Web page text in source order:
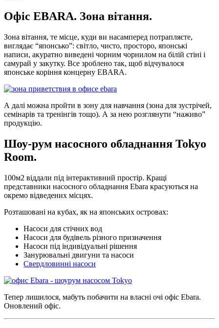
Офіс EBARA. Зона вітання.
Зона вітання, те місце, куди ви насамперед потрапляєте,
виглядає “японсько”: світло, чисто, просторо, японські
написи, акуратно виведені чорним чорнилом на білій стіні і
самурай у закутку. Все зроблено так, щоб відчувалося
японське коріння концерну EBARA.
А далі можна пройти в зону для навчання (зона для зустрічей,
семінарів та тренінгів тощо). А за нею розглянути “наживо”
продукцію.
Шоу-рум насосного обладнання Tokyo
Room.
100м2 віддали під інтерактивний простір. Кращі
представники насосного обладнання Ebara красуються на
окремо відведених місцях.
Розташовані на кубах, як на японських островах:
Насоси для стічних вод
Насоси для будівель різного призначення
Насоси під індивідуальні рішення
Занурювальні двигуни та насоси
Свердловинні насоси
Тепер лишилося, мабуть побачити на власні очі офіс Ebara.
Оновлений офіс.